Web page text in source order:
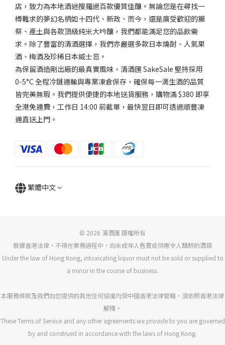
店，致力為本地酒迷搜羅過百款優質佳釀。無論您是在尋找一
樽難求的夢幻名柄如十四代、新政、而今，還是廣受歡迎的獺
祭、產土與各款頂級純米大吟釀，我們都能滿足您的品飲需
求。除了豐富的清酒選擇，我們亦嚴選多款日本燒酎、人氣果
酒、梅酒及珍稀日本威士忌。
為保留酒造剛出廠的最真實風味，清酒匯 SakeSale 堅持採用
0-5°C 全程冷鏈運輸與專業凍倉保存，確保每一滴生酒的品質
皆完美無瑕。我們提供便捷的本地送貨服務，購物滿 $380 即享
全港免運費，工作日 14:00 前截單，最快翌日即可透過順豐凍
運直送上門。
繁體中文
© 2026 清酒匯 版權所有
根據香港法律，不得在業務過程中，向未成年人售賣或供應令人醺醉的酒類
Under the law of Hong Kong, intoxicating liquor must not be sold or supplied to
a minor in the course of business.
本服務條款及我們向您提供的其他任何協議均受中國香港法律管轄，須依照香港法律
解釋。
These Terms of Service and any other agreements we provide to you are governed
by and construed in accordance with the laws of Hong Kong.